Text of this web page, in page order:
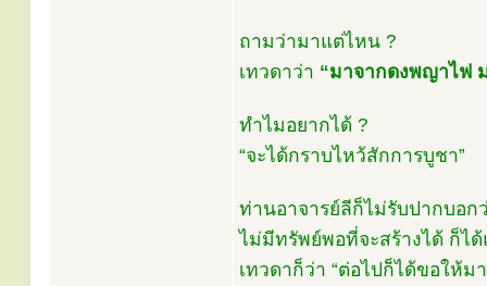
ถามว่ามาแต่ไหน ?
เทวดาว่า “มาจากดงพญาไฟ
ทำไมอยากได้ ?
“จะได้กราบไหว้สักการบูชา”
ท่านอาจารย์ลีก็ไม่รับปากบอก
ไม่มีทรัพย์พอที่จะสร้างได้ ก็ได้
เทวดาก็ว่า “ต่อไปก็ได้ขอให้ม